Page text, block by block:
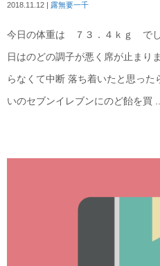
2018.11.12 | 露無要一千
今日の体重は ７３．４ｋｇ で
日はのどの調子が悪く席が止まり
らなくて中断 落ち着いたと思っ
いのセブンイレブンにのど飴を買